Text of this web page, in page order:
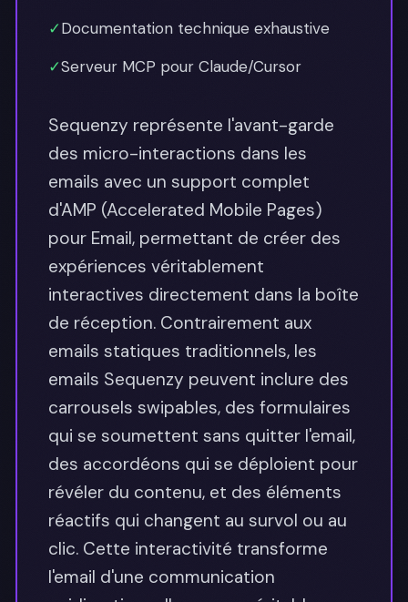
✓Documentation technique exhaustive
✓Serveur MCP pour Claude/Cursor
Sequenzy représente l'avant-garde
des micro-interactions dans les
emails avec un support complet
d'AMP (Accelerated Mobile Pages)
pour Email, permettant de créer des
expériences véritablement
interactives directement dans la boîte
de réception. Contrairement aux
emails statiques traditionnels, les
emails Sequenzy peuvent inclure des
carrousels swipables, des formulaires
qui se soumettent sans quitter l'email,
des accordéons qui se déploient pour
révéler du contenu, et des éléments
réactifs qui changent au survol ou au
clic. Cette interactivité transforme
l'email d'une communication